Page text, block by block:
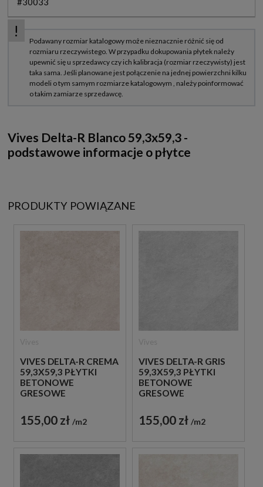
Vives Delta-R Blanco 59,3x59,3 -
podstawowe informacje o płytce
PRODUKTY POWIĄZANE
VIVES DELTA-R CREMA
59,3X59,3 PŁYTKI
BETONOWE
GRESOWE
155,00 zł m2
VIVES DELTA-R GRIS
59,3X59,3 PŁYTKI
BETONOWE
GRESOWE
155,00 zł m2